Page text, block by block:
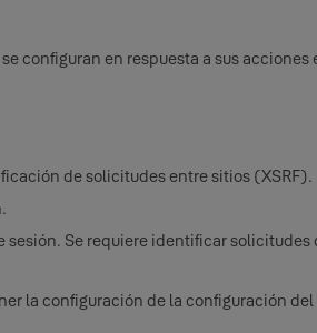
configuran en respuesta a sus
de solicitudes entre sitios (XSRF).
sesión. Se requiere identificar
la configuración de la configuración